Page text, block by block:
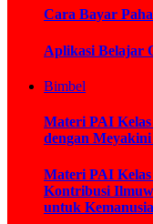
Cara Bayar
Aplikasi Belajar
Bimbel
Materi PAI
dengan
Materi PAI
Kontribusi
untuk